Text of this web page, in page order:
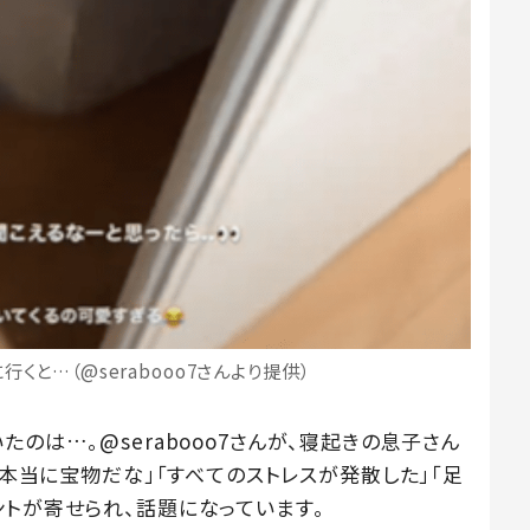
くと…（@serabooo7さんより提供）
たのは…。@serabooo7さんが、寝起きの息子さん
に宝物だな」「すべてのストレスが発散した」「足
が寄せられ、話題になっています。